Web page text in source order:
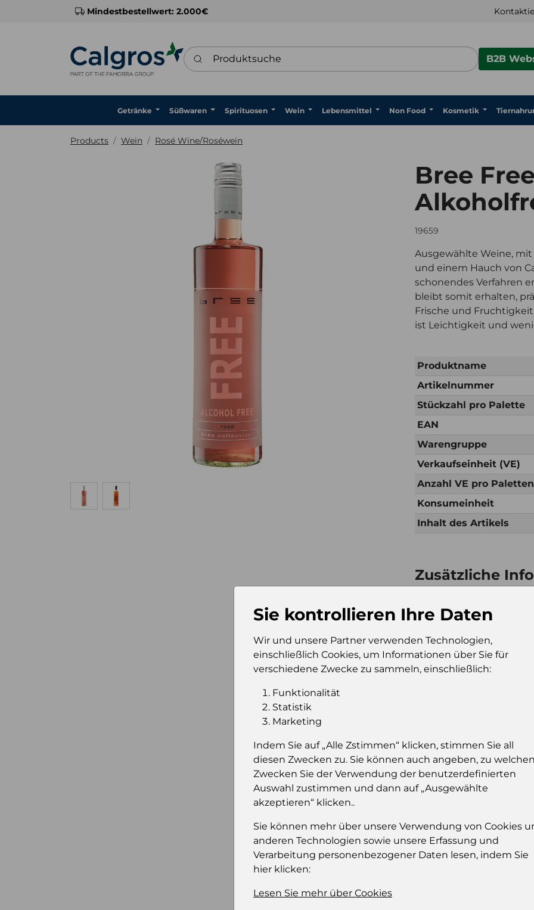
Mindestbestellwert: 2.000€
Produktsuche
B2B
Getränke Süßwaren Spirituosen Wein Lebensmittel Non Food Kosmetik
Products Wein Rosé Wine/Roséwein
Bree
19659
Ausgewählte Weine,
und einem Hauch von
schonendes Verfahren
bleibt somit erhalten,
Frische und Fruchtigkeit
ist Leichtigkeit und
Produktname
Artikelnummer
Stückzahl pro Palette
EAN
Warengruppe
Verkaufseinheit (VE)
Anzahl VE pro
Konsumeinheit
Inhalt des Artikels
Zusätzliche
Verkaufseinheit pro
Konsumeinheit
Stückzahl pro
Palette
Sie müssen
Sie kontrollieren Ihre Daten
Wir und unsere Partner verwenden Technologien,
einschließlich Cookies, um Informationen über Sie für
verschiedene Zwecke zu sammeln, einschließlich:
Funktionalität
Statistik
Marketing
Indem Sie auf „Alle Zstimmen“ klicken, stimmen Sie all
diesen Zwecken zu. Sie können auch angeben, zu
Zwecken Sie der Verwendung der benutzerdefinierten
Auswahl zustimmen und dann auf „Ausgewählte
akzeptieren“ klicken..
Sie können mehr über unsere Verwendung von Cookies
anderen Technologien sowie unsere Erfassung und
Verarbeitung personenbezogener Daten lesen, indem Sie
hier klicken:
Lesen Sie mehr über Cookies